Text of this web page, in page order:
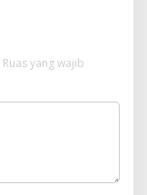
Ruas yang wajib